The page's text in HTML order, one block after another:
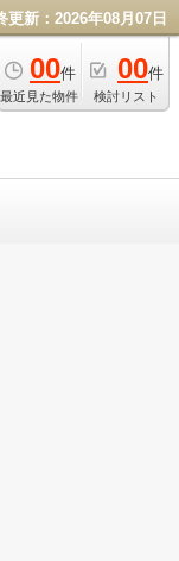
更新：2026年08月07日
00件
最近見た物件
00件
検討リスト